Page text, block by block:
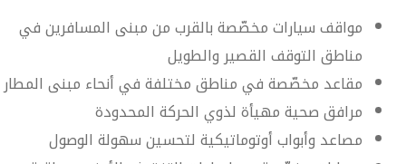
مواقف سيارات مخصّصة بالقرب من مبنى المسافرين في
مناطق التوقف القصير والطويل
مقاعد مخصّصة في مناطق مختلفة في أنحاء مبنى المطار
مرافق صحية مهيأة لذوي الحركة المحدودة
مصاعد وأبواب أوتوماتيكية لتحسين سهولة الوصول